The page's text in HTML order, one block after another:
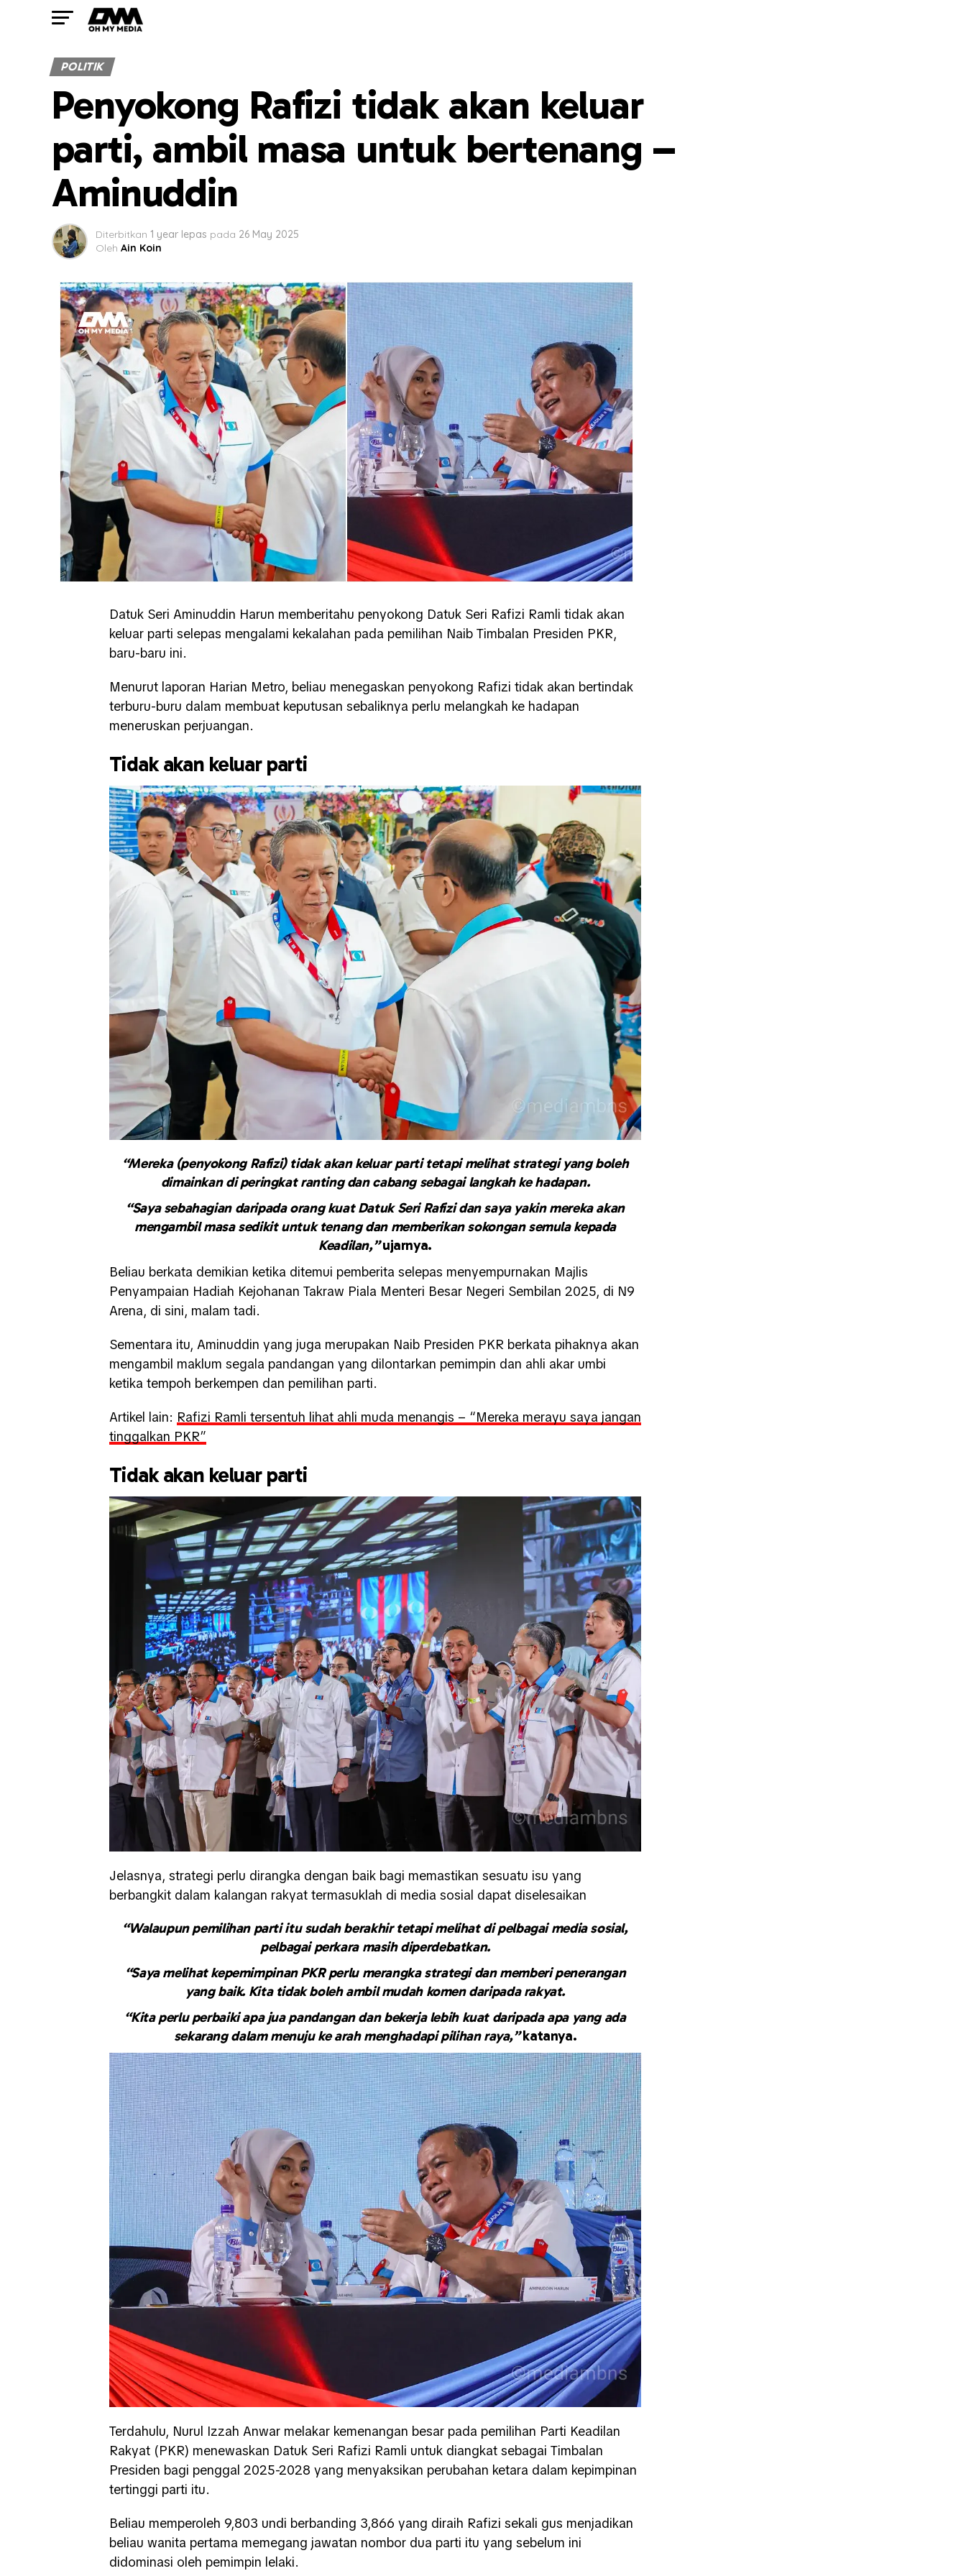
POLITIK
Penyokong Rafizi tidak akan keluar
parti, ambil masa untuk bertenang –
Aminuddin
Diterbitkan 1 year lepas pada 26 May 2025
Oleh Ain Koin
Datuk Seri Aminuddin Harun memberitahu penyokong Datuk Seri Rafizi Ramli tidak akan
keluar parti selepas mengalami kekalahan pada pemilihan Naib Timbalan Presiden PKR,
baru-baru ini.
Menurut laporan Harian Metro, beliau menegaskan penyokong Rafizi tidak akan bertindak
terburu-buru dalam membuat keputusan sebaliknya perlu melangkah ke hadapan
meneruskan perjuangan.
Tidak akan keluar parti
“Mereka (penyokong Rafizi) tidak akan keluar parti tetapi melihat strategi yang boleh
dimainkan di peringkat ranting dan cabang sebagai langkah ke hadapan.
“Saya sebahagian daripada orang kuat Datuk Seri Rafizi dan saya yakin mereka akan
mengambil masa sedikit untuk tenang dan memberikan sokongan semula kepada
Keadilan,”ujarnya.
Beliau berkata demikian ketika ditemui pemberita selepas menyempurnakan Majlis
Penyampaian Hadiah Kejohanan Takraw Piala Menteri Besar Negeri Sembilan 2025, di N9
Arena, di sini, malam tadi.
Sementara itu, Aminuddin yang juga merupakan Naib Presiden PKR berkata pihaknya akan
mengambil maklum segala pandangan yang dilontarkan pemimpin dan ahli akar umbi
ketika tempoh berkempen dan pemilihan parti.
Artikel lain: Rafizi Ramli tersentuh lihat ahli muda menangis – “Mereka merayu saya jangan
tinggalkan PKR”
Tidak akan keluar parti
Jelasnya, strategi perlu dirangka dengan baik bagi memastikan sesuatu isu yang
berbangkit dalam kalangan rakyat termasuklah di media sosial dapat diselesaikan
“Walaupun pemilihan parti itu sudah berakhir tetapi melihat di pelbagai media sosial,
pelbagai perkara masih diperdebatkan.
“Saya melihat kepemimpinan PKR perlu merangka strategi dan memberi penerangan
yang baik. Kita tidak boleh ambil mudah komen daripada rakyat.
“Kita perlu perbaiki apa jua pandangan dan bekerja lebih kuat daripada apa yang ada
sekarang dalam menuju ke arah menghadapi pilihan raya,”katanya.
Terdahulu, Nurul Izzah Anwar melakar kemenangan besar pada pemilihan Parti Keadilan
Rakyat (PKR) menewaskan Datuk Seri Rafizi Ramli untuk diangkat sebagai Timbalan
Presiden bagi penggal 2025-2028 yang menyaksikan perubahan ketara dalam kepimpinan
tertinggi parti itu.
Beliau memperoleh 9,803 undi berbanding 3,866 yang diraih Rafizi sekali gus menjadikan
beliau wanita pertama memegang jawatan nombor dua parti itu yang sebelum ini
didominasi oleh pemimpin lelaki.